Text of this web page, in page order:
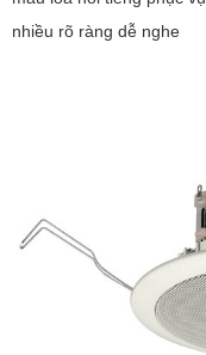
nhiều rõ ràng dễ nghe